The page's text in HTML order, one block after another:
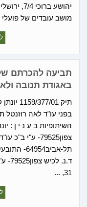
יהושע
מושב עובדים של
תביעה להכרתם
באגודת תנובה
תיק
השיתופיות ב ע נ י ן :
תל-
ד.נ.
31, ...